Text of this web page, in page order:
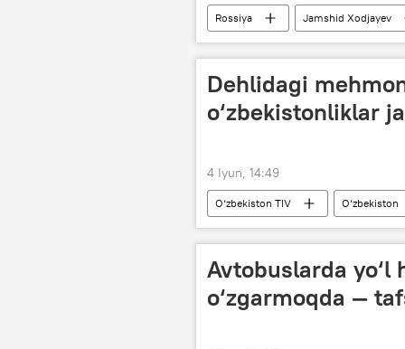
Rossiya Jamshid Xodjayev
Iqtisod
uchrashuv
Dehlidagi
o‘zbekistonliklar
4 Iyun, 14:49
O‘zbekiston TIV O‘zbekiston
Jamiyat
Avtobuslarda yo‘l
o‘zgarmoqda —